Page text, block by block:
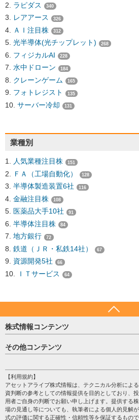
ラピダス 340
レアアース 326
ＡＩ注目株 312
光半導体(光チップレット) 268
フィジカルAI 228
水中ドローン 184
クレーンゲーム 165
フォトレジスト 135
サーバー冷却 131
業種別
人気業種注目株 151
ＦＡ（工場自動化） 128
半導体製造装置6社 116
金融注目株 108
医薬品大手10社 91
半導体注目株 84
地方銀行 72
鉄道（ＪＲ・私鉄14社） 67
資源開発5社 66
ＩＴサービス 64
株式情報コンテンツ
日経平均
売買シグナル
注目銘柄
株テーマ情報
海外市況
投資カレンダー
格付け情報
その他コンテンツ
個人情報保護方針
プライバシーポリシー
会社案内
サイトマップ
【利用規約】
アセットアライブ株式情報は、テクニカル分析によ
資判断の参考としての情報提供を目的としており、
用者ご自身の判断でお願い申し上げます。提供する
場の見通し等についても、執筆者による個人的見解
式の評価に関する正確性・信頼性等を保証するもので